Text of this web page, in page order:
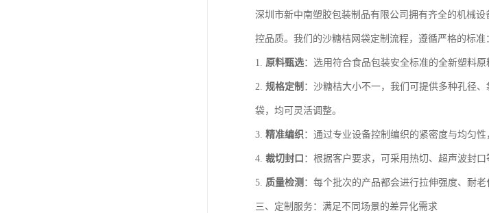
深圳市新中南塑胶包装制品有限公司拥有齐全的机械
控品质。我们的沙糖桔网袋定制流程，遵循严格的标准
1. 原料甄选：选用符合食品包装安全标准的全新塑料
2. 规格定制 ：沙糖桔大小不一，我们可提供多种孔径
袋，均可灵活调整。
3. 精准编织 ：通过专业设备控制编织的紧密度与均匀
4. 裁切封口 ：根据客户要求，可采用热切、超声波封
5. 质量检测 ：每个批次的产品都会进行拉伸强度、耐
三、定制服务：满足不同场景的差异化需求